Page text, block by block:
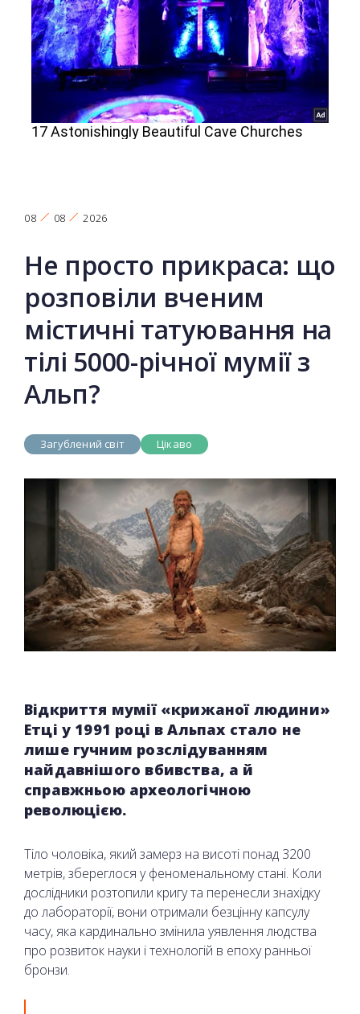
08 08 2026
Не просто прикраса: що
розповіли вченим
містичні татуювання на
тілі 5000-річної мумії з
Альп?
Загублений світ Цікаво
Відкриття мумії «крижаної людини»
Етці у 1991 році в Альпах стало не
лише гучним розслідуванням
найдавнішого вбивства, а й
справжньою археологічною
революцією.
Тіло чоловіка, який замерз на висоті понад 3200
метрів, збереглося у феноменальному стані. Коли
дослідники розтопили кригу та перенесли знахідку
до лабораторії, вони отримали безцінну капсулу
часу, яка кардинально змінила уявлення людства
про розвиток науки і технологій в епоху ранньої
бронзи.